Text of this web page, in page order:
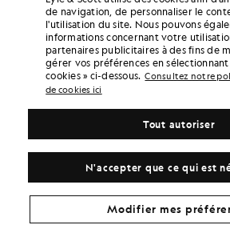
de navigation, de personnaliser le
l'utilisation du site. Nous pouvons
informations concernant votre
partenaires publicitaires à des fins de
gérer vos préférences en sélectionnant
cookies » ci-dessous. Consultez notre
de cookies ici
N'accepter que ce qui est
Tout autoriser
Modifier mes